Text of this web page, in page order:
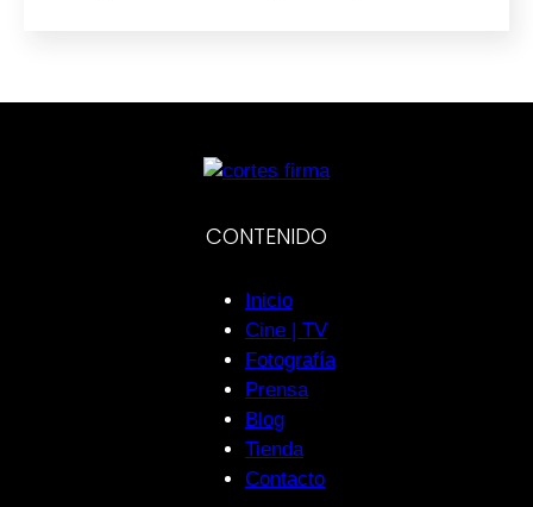
CONTENIDO
Inicio
Cine | TV
Fotografía
Prensa
Blog
Tienda
Contacto